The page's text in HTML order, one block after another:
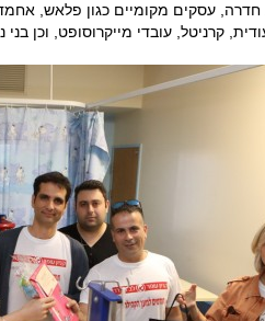
חדרה, עסקים מקומיים כגון פלאש,
קרניטל, עובדי מייקרוסופט, וכן בני